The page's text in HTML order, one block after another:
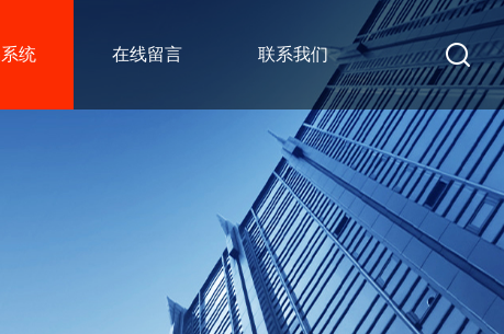
统 在线留言 联系我们